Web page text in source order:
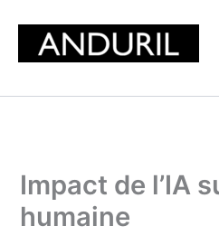
content
Impact de l’IA
humaine